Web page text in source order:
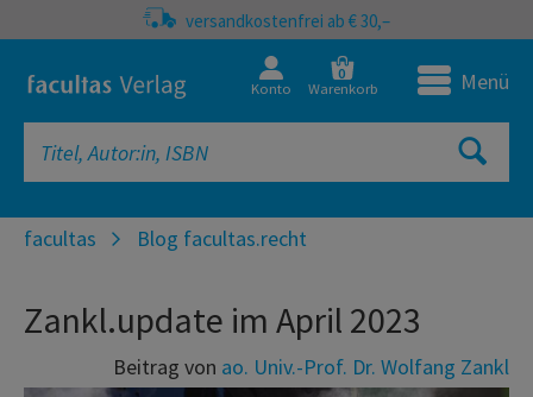
versandkostenfrei ab € 30,–
Konto
0
Warenkorb Menü
facultas Blog facultas.recht
Zankl.update im April 2023
Beitrag von ao. Univ.-Prof. Dr. Wolfang Zankl